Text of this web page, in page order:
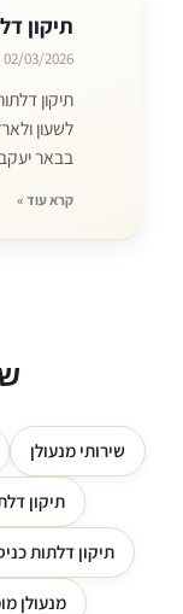
תיקון
02/03/2026
תיקון
לשעון
בבאר
קרא עוד »
שירותי מנעולן
תיקון
תיקון דלתות
מנעולן